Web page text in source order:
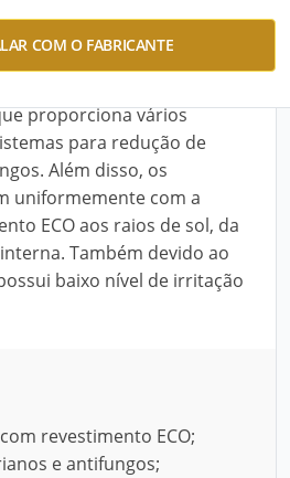
COM O FABRICANTE
da LG Hausys é indicada
Visando a saúde das
proporciona vários
para redução de
Além disso, os
uniformemente com a
ECO aos raios de sol, da
Também devido ao
baixo nível de irritação
revestimento ECO;
e antifungos;